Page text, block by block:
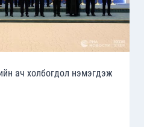
ач холбогдол нэмэгдэж